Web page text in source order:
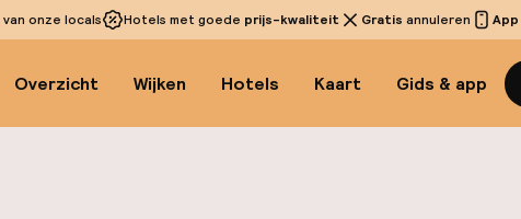
van onze locals Hotels met goede prijs-kwaliteit Gratis annuleren App
Overzicht Wijken Hotels Kaart Gids & app